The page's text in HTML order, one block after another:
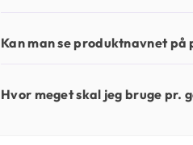
Kan man se produktnavnet på
Hvor meget skal jeg bruge pr.